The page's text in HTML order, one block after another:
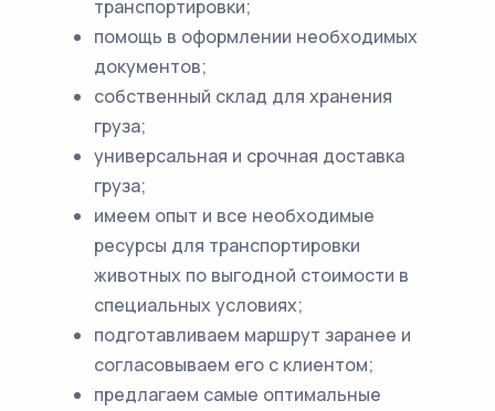
транспортировки;
помощь в оформлении необходимых
документов;
собственный склад для хранения
груза;
универсальная и срочная доставка
груза;
имеем опыт и все необходимые
ресурсы для транспортировки
животных по выгодной стоимости в
специальных условиях;
подготавливаем маршрут заранее и
согласовываем его с клиентом;
предлагаем самые оптимальные